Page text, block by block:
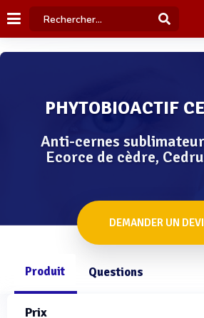
PHYTOBIOACTIF
Anti-cernes
Ecorce de cèdre,
DEMANDER UN
Produit Questions
Prix